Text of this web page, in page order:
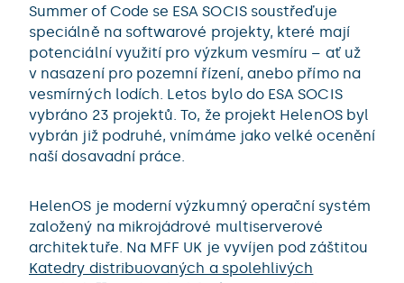
Summer of Code se ESA SOCIS soustřeďuje
speciálně na softwarové projekty, které mají
potenciální využití pro výzkum vesmíru – ať už
v nasazení pro pozemní řízení, anebo přímo na
vesmírných lodích. Letos bylo do ESA SOCIS
vybráno 23 projektů. To, že projekt HelenOS byl
vybrán již podruhé, vnímáme jako velké ocenění
naší dosavadní práce.
HelenOS je moderní výzkumný operační systém
založený na mikrojádrové multiserverové
architektuře. Na MFF UK je vyvíjen pod záštitou
Katedry distribuovaných a spolehlivých